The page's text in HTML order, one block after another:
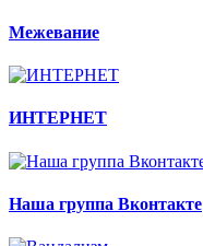
Межевание
ИНТЕРНЕТ
Наша группа Вконтакте